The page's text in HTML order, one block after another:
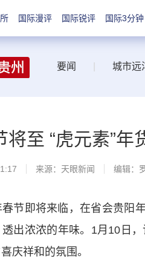
国际漫评 国际锐评 国际3分钟
要闻 城市远
将至 “虎元素”
来源： 天眼新闻 编辑：
即将来临，在省会贵阳年
出浓浓的年味。1月10日
庆祥和的氛围。